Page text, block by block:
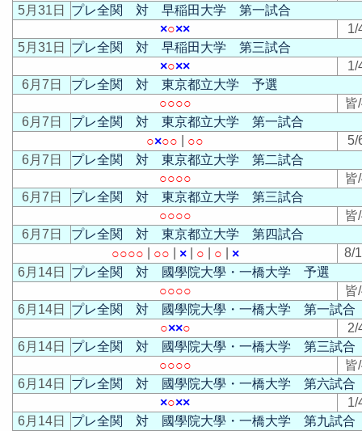
5月31日
プレ全関 対 早稲田大学 第一試合
×○××
1/
5月31日
プレ全関 対 早稲田大学 第三試合
×○××
1/
6月7日
プレ全関 対 東京都立大学 予選
○○○○
皆
6月7日
プレ全関 対 東京都立大学 第一試合
○×○○ ○○
5/
6月7日
プレ全関 対 東京都立大学 第二試合
○○○○
皆
6月7日
プレ全関 対 東京都立大学 第三試合
○○○○
皆
6月7日
プレ全関 対 東京都立大学 第四試合
○○○○ ○○ ×| ○ ○ ×
8/
6月14日
プレ全関 対 國學院大學・一橋大学 予選
○○○○
皆
6月14日
プレ全関 対 國學院大學・一橋大学 第一試合
○××○
2/
6月14日
プレ全関 対 國學院大學・一橋大学 第三試合
○○○○
皆
6月14日
プレ全関 対 國學院大學・一橋大学 第六試合
×○××
1/
6月14日
プレ全関 対 國學院大學・一橋大学 第九試合